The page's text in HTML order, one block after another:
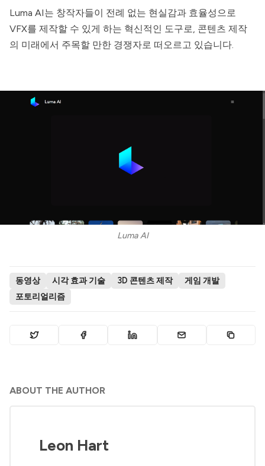
Luma AI는 창작자들이 전례 없는 현실감과 효율성으로
VFX를 제작할 수 있게 하는 혁신적인 도구로, 콘텐츠 제작
의 미래에서 주목할 만한 경쟁자로 떠오르고 있습니다.
Luma AI
동영상 시각 효과 기술 3D 콘텐츠 제작
게임 개발
포토리얼리즘
ABOUT THE AUTHOR
Leon Hart